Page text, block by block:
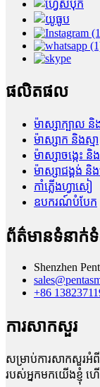
ផលិតផល
ម៉ាស្សាក្បាល និង
ម៉ាស្សាក និងស្មា
ម៉ាស្សាចង្កេះ និ
ម៉ាស្សាជង្គង់ និ
កាំភ្លើងហ្វាសៀ
ឧបករណ៍បំបែក
ព័ត៌មានទំនាក់
Shenzhen
+86
ការសាកសួរ
សម្រាប់ការសាកសួរ
របស់អ្នកមកយើងខ្ញុំ